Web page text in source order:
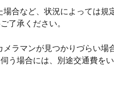
合など、状況によっては規
了承ください。
ラマンが見つかりづらい場
う場合には、別途交通費を